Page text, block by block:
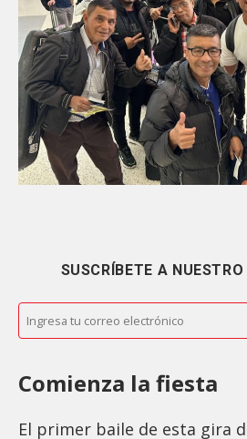
SUSCRÍBETE A
Comienza la fiesta
El primer baile de esta gira